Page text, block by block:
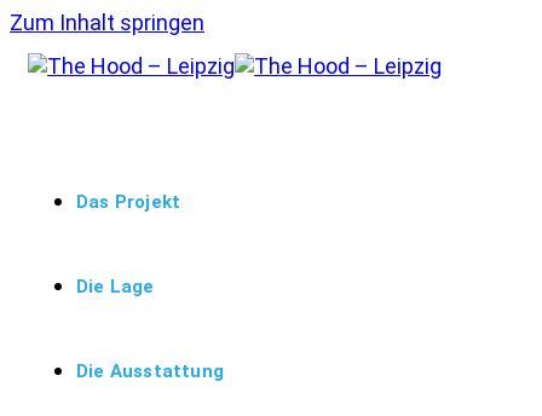
Zum Inhalt springen
Das Projekt
Die Lage
Die Ausstattung